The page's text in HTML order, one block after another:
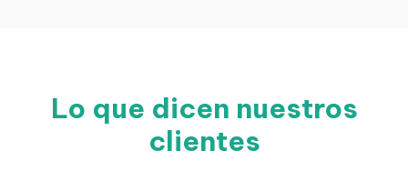
Lo que dicen nuestros
clientes